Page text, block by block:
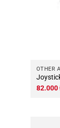
OTHER
82.000